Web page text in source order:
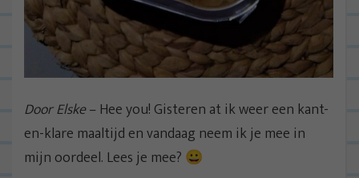
Door Elske– Hee you! Gisteren at ik weer een kant-
en-klare maaltijd en vandaag neem ik je mee in
mijn oordeel. Lees je mee? 😀